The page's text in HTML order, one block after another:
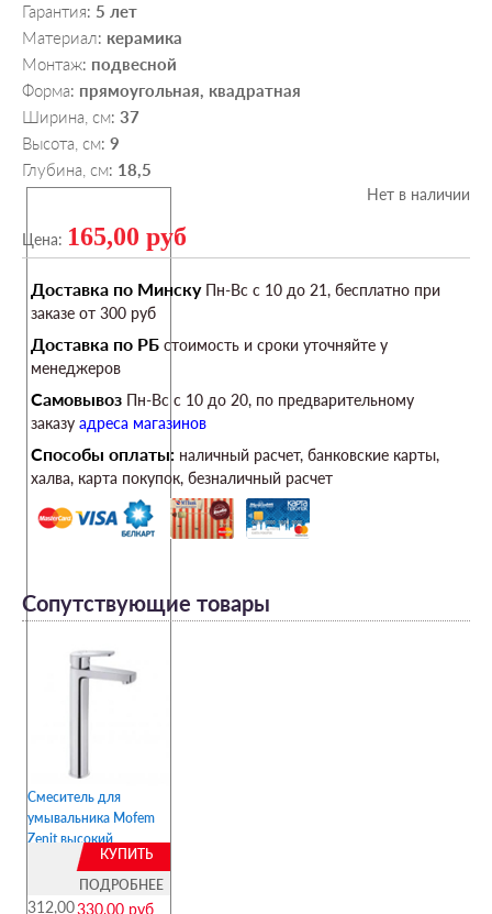
Гарантия: 5 лет
Материал: керамика
Монтаж: подвесной
Форма: прямоугольная, квадратная
Ширина, см: 37
Высота, см: 9
Глубина, см: 18,5
Цена: 165,00 руб
Нет в наличии
Доставка по МинскуПн-Вс c 10 до 21, бесплатно при
заказе от 300 руб
Доставка по РБ стоимость и сроки уточняйте у
менеджеров
Самовывоз Пн-Вс c 10 до 20, по предварительному
заказу адреса магазинов
Способы оплаты: наличный расчет, банковские карты,
халва, карта покупок, безналичный расчет
Сопутствующие товары
Смеситель для
умывальника Mofem
Zenit высокий
КУПИТЬ
ПОДРОБНЕЕ
330,00 руб
312,00